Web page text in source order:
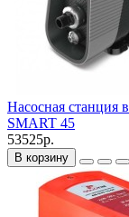
Насосная станция
SMART 45
53525р.
В корзину